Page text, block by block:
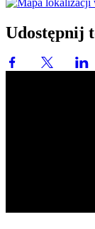
Udostępnij